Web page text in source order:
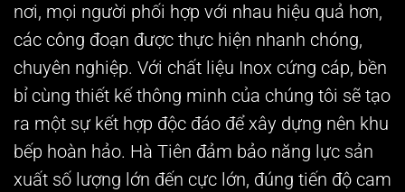
nơi, mọi người phối hợp với nhau hiệu quả hơn,
các công đoạn được thực hiện nhanh chóng,
chuyên nghiệp. Với chất liệu Inox cứng cáp, bền
bỉ cùng thiết kế thông minh của chúng tôi sẽ tạo
ra một sự kết hợp độc đáo để xây dựng nên khu
bếp hoàn hảo. Hà Tiên đảm bảo năng lực sản
xuất số lượng lớn đến cực lớn, đúng tiến độ cam